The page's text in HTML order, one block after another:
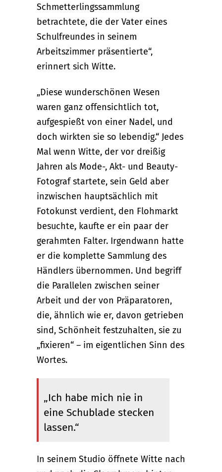
Schmetterlingssammlung
betrachtete, die der Vater eines
Schulfreundes in seinem
Arbeitszimmer präsentierte“,
erinnert sich Witte.
„Diese wunderschönen Wesen
waren ganz offensichtlich tot,
aufgespießt von einer Nadel, und
doch wirkten sie so lebendig.“ Jedes
Mal wenn Witte, der vor dreißig
Jahren als Mode-, Akt- und Beauty-
Fotograf startete, sein Geld aber
inzwischen hauptsächlich mit
Fotokunst verdient, den Flohmarkt
besuchte, kaufte er ein paar der
gerahmten Falter. Irgendwann hatte
er die komplette Sammlung des
Händlers übernommen. Und begriff
die Parallelen zwischen seiner
Arbeit und der von Präparatoren,
die, ähnlich wie er, davon getrieben
sind, Schönheit festzuhalten, sie zu
„fixieren“ – im eigentlichen Sinn des
Wortes.
„Ich habe mich nie in
eine Schublade stecken
lassen.“
In seinem Studio öffnete Witte nach